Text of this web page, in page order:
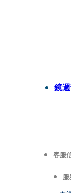
鏡
客服